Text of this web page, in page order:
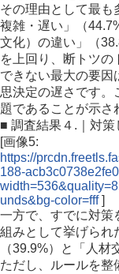
その理由として最も
複雑・遅い」（
文化）の違い」（
を上回り、断トツ
できない最大の要因
思決定の遅さです。
題であることが示さ
■ 調査結果４.｜対
[画像5:
https://
188-
unds&bg-color=fff]
一方で、すでに対策
組みとして挙げられ
（39.9%）と「人材
ただし、ルールを整